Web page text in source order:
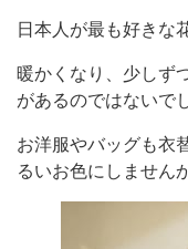
日本人が最も好きな
暖かくなり、少しず
があるのではないで
お洋服やバッグも衣
るいお色にしません